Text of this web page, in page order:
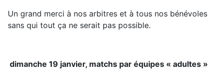
Un grand merci à nos arbitres et à tous nos bénévoles
sans qui tout ça ne serait pas possible.
dimanche 19 janvier, matchs par équipes « adultes »